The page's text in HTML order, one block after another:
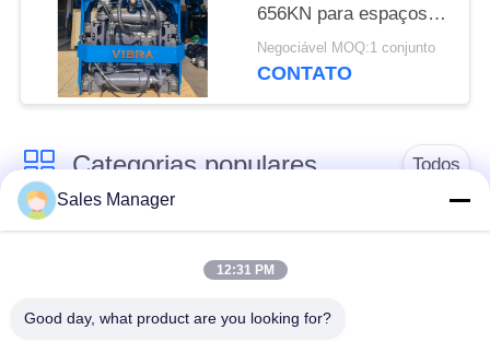
656KN para espaços
apertados
Negociável MOQ:1 conjunto
CONTATO
Categorias populares Todos
hidráulica de pilha
escavadeira montado
pile driver
Martelo vibratório
Motorista de pilha
Sales Manager
12:31 PM
Good day, what product are you looking for?